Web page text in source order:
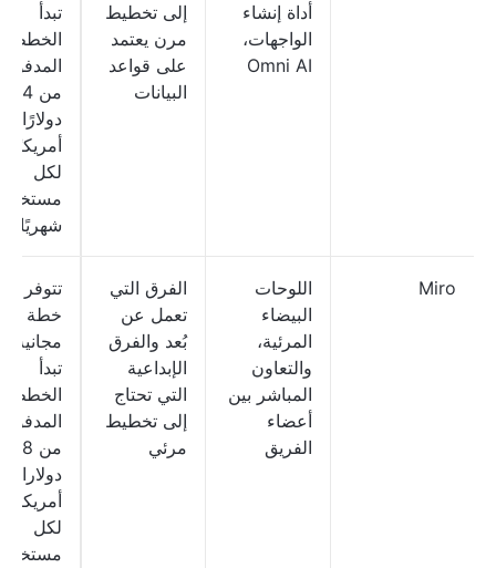
أداة إنشاء
الواجهات،
Omni AI
إلى تخطيط
مرن يعتمد
على قواعد
البيانات
تبدأ
الخطط
من 24
دولارًا
أمريكيًا
لكل
مستخدم
شهريًا
Miro
اللوحات
البيضاء
المرئية،
والتعاون
المباشر بين
أعضاء
الفريق
الفرق التي
تعمل عن
بُعد والفرق
الإبداعية
التي تحتاج
إلى تخطيط
مرئي
تتوفر
خطة
مجانية؛
تبدأ
الخطط
من 8
دولارات
أمريكية
لكل
مستخدم